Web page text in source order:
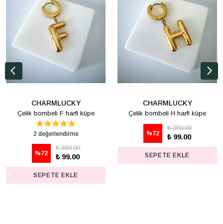
CHARMLUCKY
Çelik bombeli F harfi küpe
2 değerlendirme
%72
₺ 350.00
₺ 99.00
SEPETE EKLE
CHARMLUCKY
Çelik bombeli H harfi küpe
%72
₺ 350.00
₺ 99.00
SEPETE EKLE